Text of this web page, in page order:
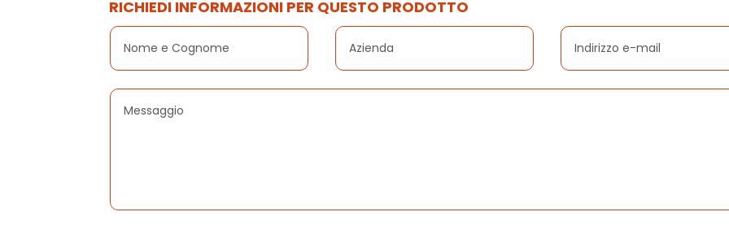
RICHIEDI INFORMAZIONI PER QUESTO PRODOTTO